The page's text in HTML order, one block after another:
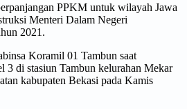
PPKM untuk wilayah Jawa
Menteri Dalam Negeri
2021.
Koramil 01 Tambun saat
3 di stasiun Tambun kelurahan Mekar
kabupaten Bekasi pada Kamis